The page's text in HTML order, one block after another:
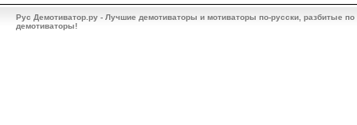
Рус Демотиватор.ру - Лучшие демотиваторы и мотиваторы по-русски, разбитые
демотиваторы!